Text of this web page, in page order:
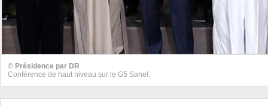
© Présidence par DR
Conférence de haut niveau sur le G5 Sahel.